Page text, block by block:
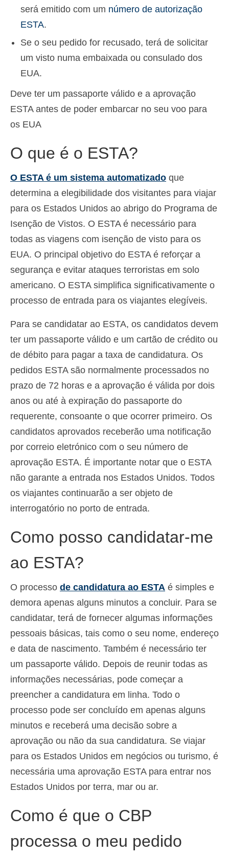
será emitido com um número de autorização
ESTA.
Se o seu pedido for recusado, terá de solicitar
um visto numa embaixada ou consulado dos
EUA.
Deve ter um passaporte válido e a aprovação
ESTA antes de poder embarcar no seu voo para
os EUA
O que é o ESTA?
O ESTA é um sistema automatizado que
determina a elegibilidade dos visitantes para viajar
para os Estados Unidos ao abrigo do Programa de
Isenção de Vistos. O ESTA é necessário para
todas as viagens com isenção de visto para os
EUA. O principal objetivo do ESTA é reforçar a
segurança e evitar ataques terroristas em solo
americano. O ESTA simplifica significativamente o
processo de entrada para os viajantes elegíveis.
Para se candidatar ao ESTA, os candidatos devem
ter um passaporte válido e um cartão de crédito ou
de débito para pagar a taxa de candidatura. Os
pedidos ESTA são normalmente processados no
prazo de 72 horas e a aprovação é válida por dois
anos ou até à expiração do passaporte do
requerente, consoante o que ocorrer primeiro. Os
candidatos aprovados receberão uma notificação
por correio eletrónico com o seu número de
aprovação ESTA. É importante notar que o ESTA
não garante a entrada nos Estados Unidos. Todos
os viajantes continuarão a ser objeto de
interrogatório no porto de entrada.
Como posso candidatar-me
ao ESTA?
O processo de candidatura ao ESTA é simples e
demora apenas alguns minutos a concluir. Para se
candidatar, terá de fornecer algumas informações
pessoais básicas, tais como o seu nome, endereço
e data de nascimento. Também é necessário ter
um passaporte válido. Depois de reunir todas as
informações necessárias, pode começar a
preencher a candidatura em linha. Todo o
processo pode ser concluído em apenas alguns
minutos e receberá uma decisão sobre a
aprovação ou não da sua candidatura. Se viajar
para os Estados Unidos em negócios ou turismo, é
necessária uma aprovação ESTA para entrar nos
Estados Unidos por terra, mar ou ar.
Como é que o CBP
processa o meu pedido